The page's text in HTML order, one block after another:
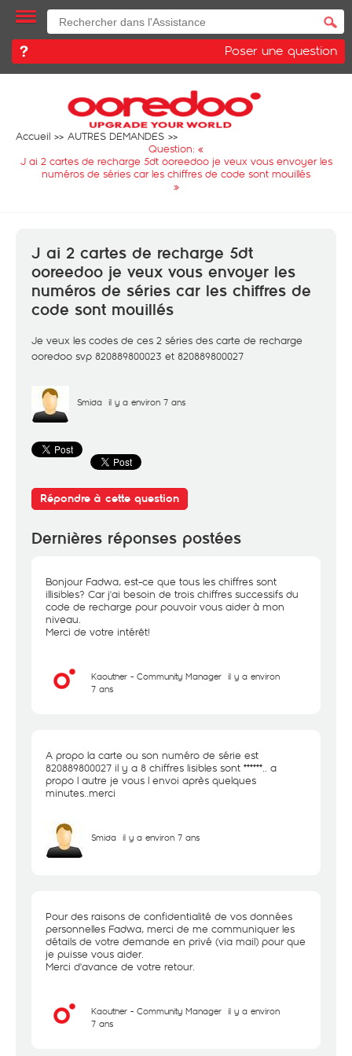
Poser une question
Accueil
AUTRES DEMANDES
Question: «
J ai 2 cartes de recharge 5dt ooreedoo je veux vous envoyer les
numéros de séries car les chiffres de code sont mouillés
»
J ai 2 cartes de recharge 5dt
ooreedoo je veux vous envoyer les
numéros de séries car les chiffres de
code sont mouillés
Je veux les codes de ces 2 séries des carte de recharge
ooredoo svp 820889800023 et 820889800027
Smida il y a environ 7 ans
Répondre à cette question
Dernières réponses postées
Bonjour Fadwa, est-ce que tous les chiffres sont
illisibles? Car j'ai besoin de trois chiffres successifs du
code de recharge pour pouvoir vous aider à mon
niveau.
Merci de votre intérêt!
Kaouther - Community Manager il y a environ
7 ans
A propo la carte ou son numéro de série est
820889800027 il y a 8 chiffres lisibles sont ******.. a
propo l autre je vous l envoi après quelques
minutes..merci
Smida il y a environ 7 ans
Pour des raisons de confidentialité de vos données
personnelles Fadwa, merci de me communiquer les
détails de votre demande en privé (via mail) pour que
je puisse vous aider.
Merci d'avance de votre retour.
Kaouther - Community Manager il y a environ
7 ans